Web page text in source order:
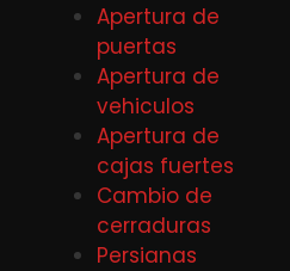
Apertura de
puertas
Apertura de
vehiculos
Apertura de
cajas fuertes
Cambio de
cerraduras
Persianas